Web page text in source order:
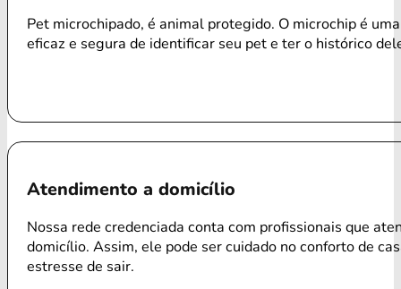
Pet microchipado, é animal protegido. O microchip é
eficaz e segura de identificar seu pet e ter o histórico
Atendimento a domicílio
Nossa rede credenciada conta com profissionais que
domicílio. Assim, ele pode ser cuidado no conforto de
estresse de sair.